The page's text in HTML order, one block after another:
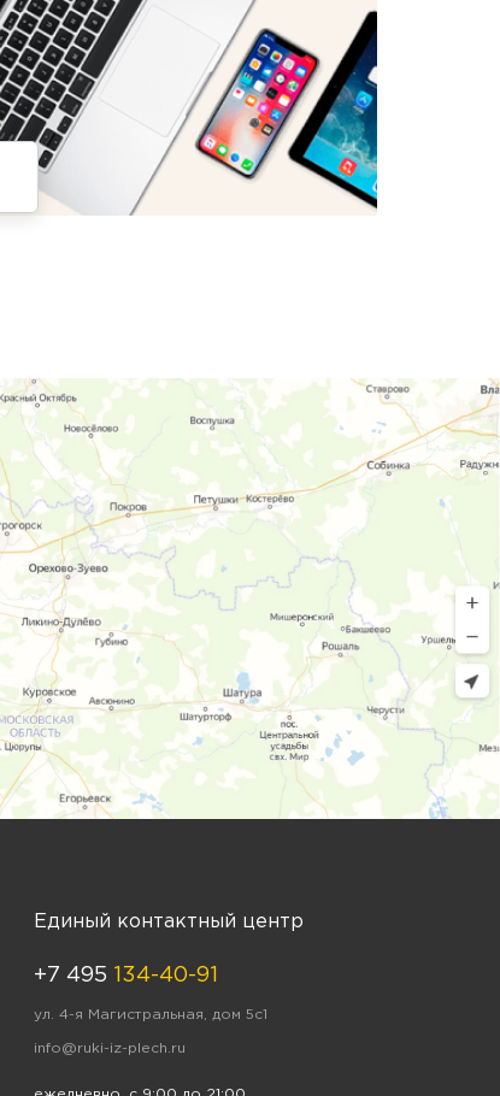
Единый контактный центр
+7 495 134-40-91
ул. 4-я Магистральная, дом 5с1
info@ruki-iz-plech.ru